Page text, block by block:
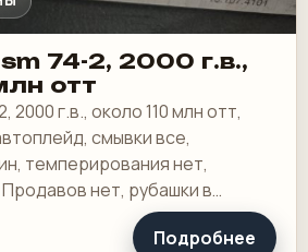
74-2, 2000 г.в.,
отт
2000 г.в., около 110 млн отт,
смывки все,
темперирования нет,
нет, рубашки в
таскалки и цепи в хорошем.
Подробнее